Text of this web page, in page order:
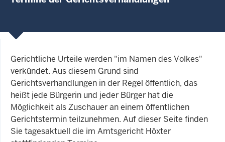
Gerichtliche Urteile werden "im Namen des Volkes"
verkündet. Aus diesem Grund sind
Gerichtsverhandlungen in der Regel öffentlich, das
heißt jede Bürgerin und jeder Bürger hat die
Möglichkeit als Zuschauer an einem öffentlichen
Gerichtstermin teilzunehmen. Auf dieser Seite finden
Sie tagesaktuell die im Amtsgericht Höxter